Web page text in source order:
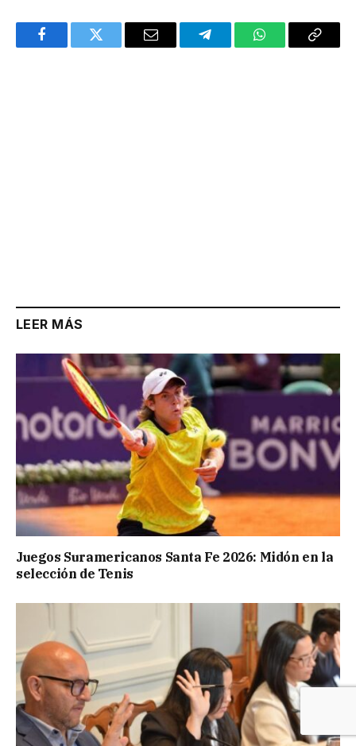
FacebookTwitter Email TelegramWhatsAppCopy
LEER MÁS
Juegos Suramericanos Santa Fe 2026: Midón en la
selección de Tenis